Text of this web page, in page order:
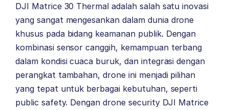
DJI Matrice 30 Thermal adalah salah satu inovasi
yang sangat mengesankan dalam dunia drone
khusus pada bidang keamanan publik. Dengan
kombinasi sensor canggih, kemampuan terbang
dalam kondisi cuaca buruk, dan integrasi dengan
perangkat tambahan, drone ini menjadi pilihan
yang tepat untuk berbagai kebutuhan, seperti
public safety. Dengan drone security DJI Matrice